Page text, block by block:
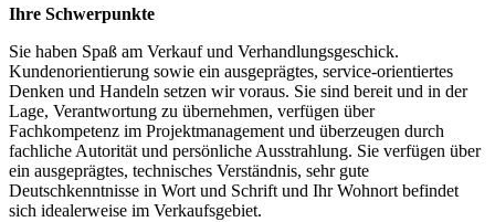
Ihre Schwerpunkte
Sie haben Spaß am Verkauf und Verhandlungsgeschick.
Kundenorientierung sowie ein ausgeprägtes, service-orientiertes
Denken und Handeln setzen wir voraus. Sie sind bereit und in der
Lage, Verantwortung zu übernehmen, verfügen über
Fachkompetenz im Projektmanagement und überzeugen durch
fachliche Autorität und persönliche Ausstrahlung. Sie verfügen über
ein ausgeprägtes, technisches Verständnis, sehr gute
Deutschkenntnisse in Wort und Schrift und Ihr Wohnort befindet
sich idealerweise im Verkaufsgebiet.